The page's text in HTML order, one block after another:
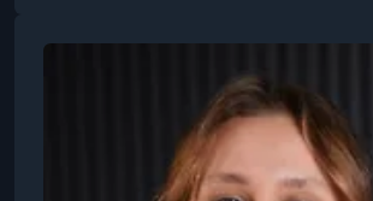
которых практикующие врачи
категории, диетологи,
педиатры, а также кандидаты и
медицинских наук.